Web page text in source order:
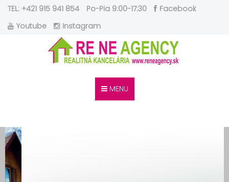
TEL: +421 915 941 854 Po-Pia 9:00-17:30
Facebook
Youtube
Instagram
MENU